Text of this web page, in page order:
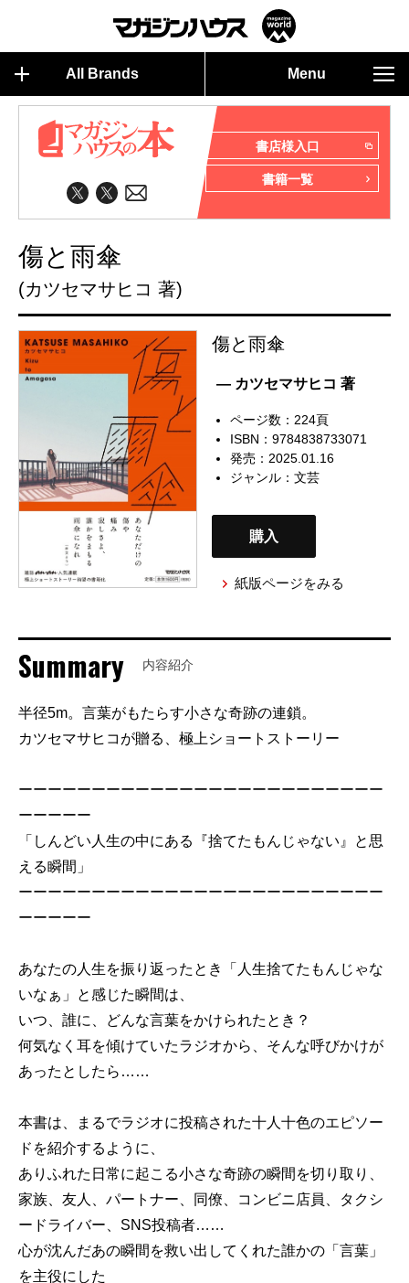
All Brands Menu
書店様入口
書籍一覧
傷と雨傘
(カツセマサヒコ 著)
傷と雨傘
— カツセマサヒコ 著
ページ数：224頁
ISBN：9784838733071
発売：2025.01.16
ジャンル：文芸
購入
紙版ページをみる
Summary 内容紹介
半径5m。言葉がもたらす小さな奇跡の連鎖。
カツセマサヒコが贈る、極上ショートストーリー
ーーーーーーーーーーーーーーーーーーーーーーーーー
ーーーーー
「しんどい人生の中にある『捨てたもんじゃない』と思
える瞬間」
ーーーーーーーーーーーーーーーーーーーーーーーーー
ーーーーー
あなたの人生を振り返ったとき「人生捨てたもんじゃな
いなぁ」と感じた瞬間は、
いつ、誰に、どんな言葉をかけられたとき？
何気なく耳を傾けていたラジオから、そんな呼びかけが
あったとしたら……
本書は、まるでラジオに投稿された十人十色のエピソー
ドを紹介するように、
ありふれた日常に起こる小さな奇跡の瞬間を切り取り、
家族、友人、パートナー、同僚、コンビニ店員、タクシ
ードライバー、SNS投稿者……
心が沈んだあの瞬間を救い出してくれた誰かの「言葉」
を主役にした